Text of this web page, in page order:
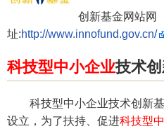
创新基金网站网
址:http://www.innofund.gov.cn/
科技型中小企业技术
科技型中小企业技术创新基
设立，为了扶持、促进科技型